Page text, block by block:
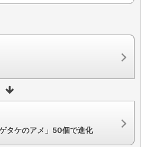
タケのアメ」50個で進化